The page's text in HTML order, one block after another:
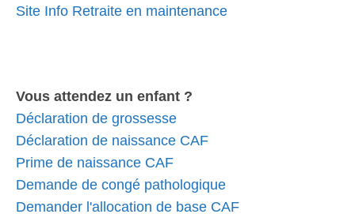
Site Info Retraite en maintenance
Vous attendez un enfant ?
Déclaration de grossesse
Déclaration de naissance CAF
Prime de naissance CAF
Demande de congé pathologique
Demander l'allocation de base CAF